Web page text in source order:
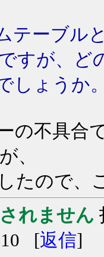
テーブル
すが、ど
しょうか
の不具合
、
たので、
れません
[返信]